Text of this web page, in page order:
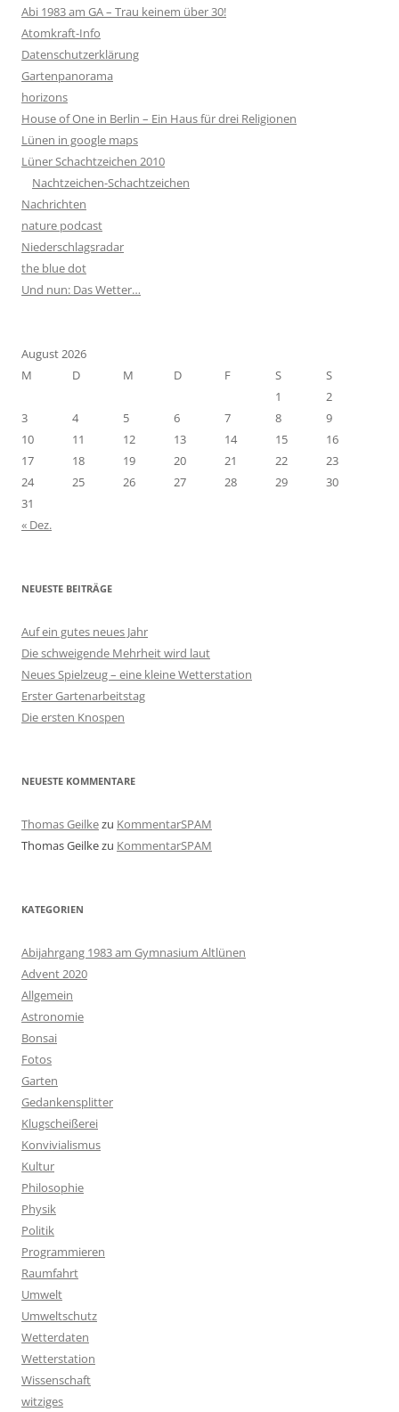
Abi 1983 am GA – Trau keinem über 30!
Atomkraft-Info
Datenschutzerklärung
Gartenpanorama
horizons
House of One in Berlin – Ein Haus für drei Religionen
Lünen in google maps
Lüner Schachtzeichen 2010
Nachtzeichen-Schachtzeichen
Nachrichten
nature podcast
Niederschlagsradar
the blue dot
Und nun: Das Wetter…
August 2026
M
D M D F S
S
1
2
3
4 5 6 7 8
9
10
11 12 13 14 15
16
17
18 19 20 21 22
23
24
25 26 27 28 29
30
31
« Dez.
NEUESTE BEITRÄGE
Auf ein gutes neues Jahr
Die schweigende Mehrheit wird laut
Neues Spielzeug – eine kleine Wetterstation
Erster Gartenarbeitstag
Die ersten Knospen
NEUESTE KOMMENTARE
Thomas Geilkezu KommentarSPAM
Thomas Geilkezu KommentarSPAM
KATEGORIEN
Abijahrgang 1983 am Gymnasium Altlünen
Advent 2020
Allgemein
Astronomie
Bonsai
Fotos
Garten
Gedankensplitter
Klugscheißerei
Konvivialismus
Kultur
Philosophie
Physik
Politik
Programmieren
Raumfahrt
Umwelt
Umweltschutz
Wetterdaten
Wetterstation
Wissenschaft
witziges